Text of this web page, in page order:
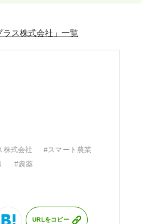
ラス株式会社」
株式会社
#スマート農業
#農薬
URLをコピー